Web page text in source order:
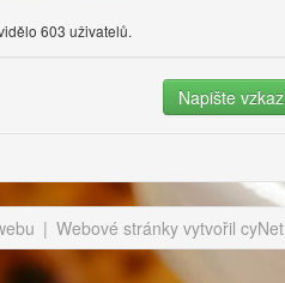
603 uživatelů.
| Webové stránky vytvořil cyNet